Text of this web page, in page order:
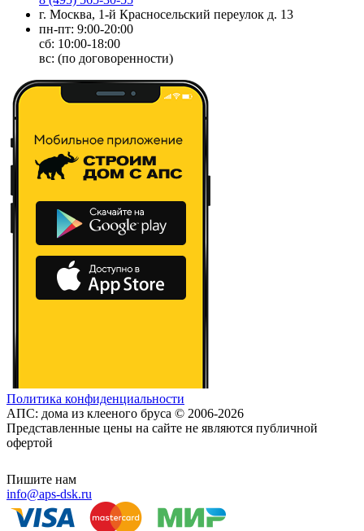
г. Москва, 1-й Красносельский переулок д. 13
пн-пт: 9:00-20:00
сб: 10:00-18:00
вс: (по договоренности)
Политика конфиденциальности
АПС: дома из клееного бруса © 2006-2026
Представленные цены на сайте не являются публичной
офертой
Пишите нам
info@aps-dsk.ru